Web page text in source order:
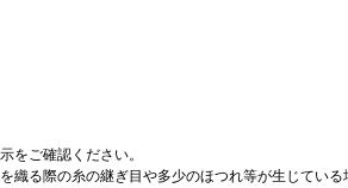
をご確認ください。
織る際の糸の継ぎ目や多少のほつれ等が生じてい